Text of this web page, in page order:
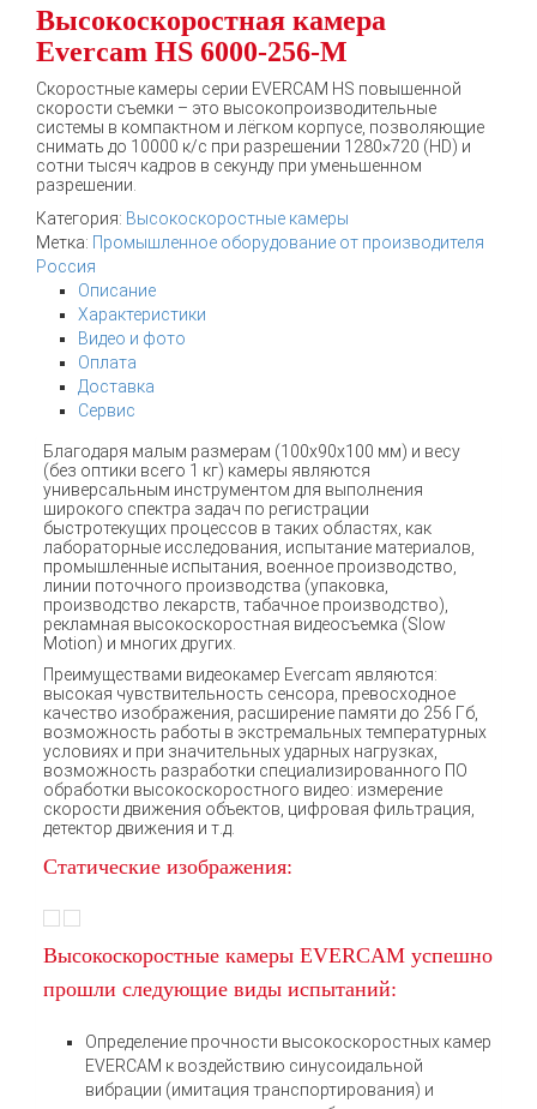
Высокоскоростная камера
Evercam HS 6000-256-М
Скоростные камеры серии EVERCAM HS повышенной
скорости съемки – это высокопроизводительные
системы в компактном и лёгком корпусе, позволяющие
снимать до 10000 к/c при разрешении 1280×720 (HD) и
сотни тысяч кадров в секунду при уменьшенном
разрешении.
Категория: Высокоскоростные камеры
Метка: Промышленное оборудование от производителя
Россия
Описание
Характеристики
Видео и фото
Оплата
Доставка
Сервис
Благодаря малым размерам (100х90х100 мм) и весу
(без оптики всего 1 кг) камеры являются
универсальным инструментом для выполнения
широкого спектра задач по регистрации
быстротекущих процессов в таких областях, как
лабораторные исследования, испытание материалов,
промышленные испытания, военное производство,
линии поточного производства (упаковка,
производство лекарств, табачное производство),
рекламная высокоскоростная видеосъемка (Slow
Motion) и многих других.
Преимуществами видеокамер Evercam являются:
высокая чувствительность сенсора, превосходное
качество изображения, расширение памяти до 256 Гб,
возможность работы в экстремальных температурных
условиях и при значительных ударных нагрузках,
возможность разработки специализированного ПО
обработки высокоскоростного видео: измерение
скорости движения объектов, цифровая фильтрация,
детектор движения и т.д.
Статические изображения:
Высокоскоростные камеры EVERCAM успешно
прошли следующие виды испытаний:
Определение прочности высокоскоростных камер
EVERCAM к воздействию синусоидальной
вибрации (имитация транспортирования) и